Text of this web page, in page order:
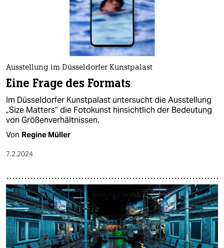
Ausstellung im Düsseldorfer Kunstpalast
Eine Frage des Formats
Im Düsseldorfer Kunstpalast untersucht die Ausstellung
„Size Matters“ die Fotokunst hinsichtlich der Bedeutung
von Größenverhältnissen.
Von Regine Müller
7.2.2024